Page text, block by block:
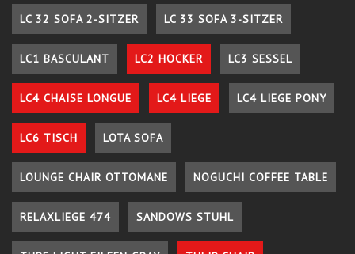
LC 32 SOFA 2-SITZER LC 33 SOFA 3-SITZER
LC1 BASCULANT LC2 HOCKER LC3 SESSEL
LC4 CHAISE LONGUE LC4 LIEGE LC4 LIEGE PONY
LC6 TISCH LOTA SOFA
LOUNGE CHAIR OTTOMANE NOGUCHI COFFEE TABLE
RELAXLIEGE 474 SANDOWS STUHL